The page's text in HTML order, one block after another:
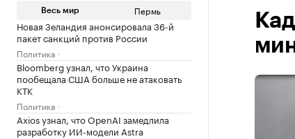
Весь мир Пермь
Новая Зеландия анонсировала 36-й
пакет санкций против России
Политика
Bloomberg узнал, что Украина
пообещала США больше не атаковать
КТК
Политика
Axios узнал, что OpenAI замедлила
разработку ИИ-модели Astra